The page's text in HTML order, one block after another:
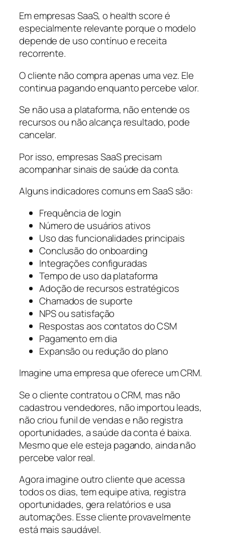
Em empresas SaaS, o health score é
especialmente relevante porque o modelo
depende de uso contínuo e receita
recorrente.
O cliente não compra apenas uma vez. Ele
continua pagando enquanto percebe valor.
Se não usa a plataforma, não entende os
recursos ou não alcança resultado, pode
cancelar.
Por isso, empresas SaaS precisam
acompanhar sinais de saúde da conta.
Alguns indicadores comuns em SaaS são:
Frequência de login
Número de usuários ativos
Uso das funcionalidades principais
Conclusão do onboarding
Integrações configuradas
Tempo de uso da plataforma
Adoção de recursos estratégicos
Chamados de suporte
NPS ou satisfação
Respostas aos contatos do CSM
Pagamento em dia
Expansão ou redução do plano
Imagine uma empresa que oferece um CRM.
Se o cliente contratou o CRM, mas não
cadastrou vendedores, não importou leads,
não criou funil de vendas e não registra
oportunidades, a saúde da conta é baixa.
Mesmo que ele esteja pagando, ainda não
percebe valor real.
Agora imagine outro cliente que acessa
todos os dias, tem equipe ativa, registra
oportunidades, gera relatórios e usa
automações. Esse cliente provavelmente
está mais saudável.